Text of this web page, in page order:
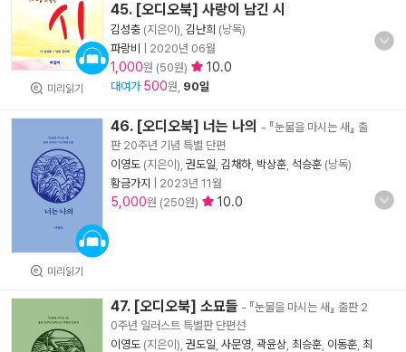
미리읽기
45. [오디오북] 사랑이 남긴 시
김성충 (지은이), 김난희 (낭독)
파랑비
2020년 06월
1,000원 (50원) 10.0
대여가 500원, 90일
미리읽기
46. [오디오북] 너는 나의 - 『눈물을 마시는 새』 출
판 20주년 기념 특별 단편
이영도 (지은이), 권도일 김채하, 박상훈 석승훈 (낭독)
황금가지
2023년 11월
5,000원 (250원) 10.0
47. [오디오북] 소묘들 - 『눈물을 마시는 새』 출판 2
0주년 일러스트 특별판 단편선
이영도 (지은이), 권도일 사문영 곽윤상 최승훈 이동훈 최